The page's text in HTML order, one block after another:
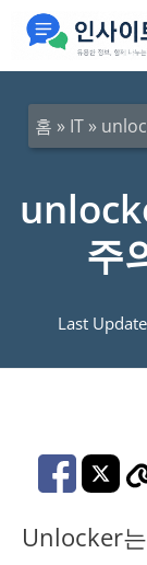
홈 » IT»
주
Last
Unlocker